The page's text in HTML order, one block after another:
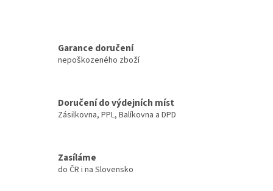
Garance doručení
nepoškozeného zboží
Doručení do výdejních míst
Zásilkovna, PPL, Balíkovna a DPD
Zasíláme
do ČR i na Slovensko